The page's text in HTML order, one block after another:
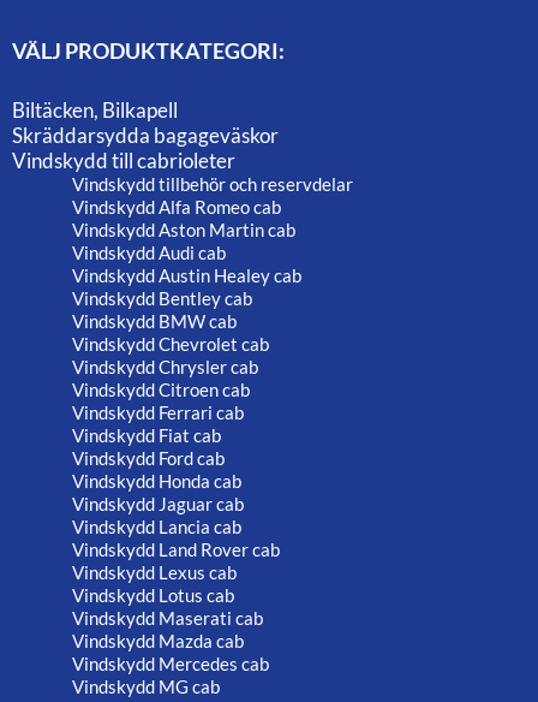
VÄLJ PRODUKTKATEGORI:
Biltäcken, Bilkapell
Skräddarsydda bagageväskor
Vindskydd till cabrioleter
Vindskydd tillbehör och reservdelar
Vindskydd Alfa Romeo cab
Vindskydd Aston Martin cab
Vindskydd Audi cab
Vindskydd Austin Healey cab
Vindskydd Bentley cab
Vindskydd BMW cab
Vindskydd Chevrolet cab
Vindskydd Chrysler cab
Vindskydd Citroen cab
Vindskydd Ferrari cab
Vindskydd Fiat cab
Vindskydd Ford cab
Vindskydd Honda cab
Vindskydd Jaguar cab
Vindskydd Lancia cab
Vindskydd Land Rover cab
Vindskydd Lexus cab
Vindskydd Lotus cab
Vindskydd Maserati cab
Vindskydd Mazda cab
Vindskydd Mercedes cab
Vindskydd MG cab